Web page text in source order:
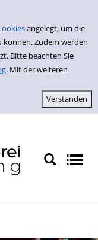
angelegt, um die
Zudem werden
Bitte beachten Sie
. Mit der weiteren